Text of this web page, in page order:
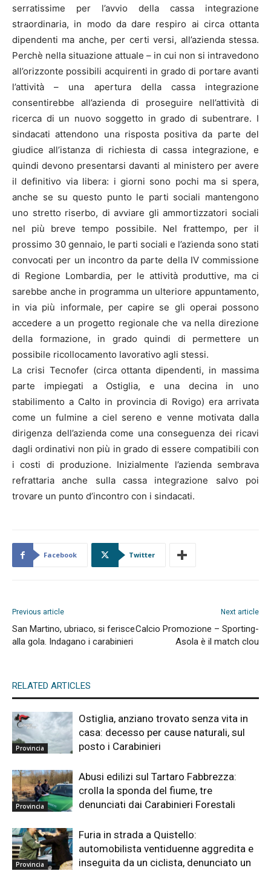
serratissime per l’avvio della cassa integrazione
straordinaria, in modo da dare respiro ai circa ottanta
dipendenti ma anche, per certi versi, all’azienda stessa.
Perchè nella situazione attuale – in cui non si intravedono
all’orizzonte possibili acquirenti in grado di portare avanti
l’attività – una apertura della cassa integrazione
consentirebbe all’azienda di proseguire nell’attività di
ricerca di un nuovo soggetto in grado di subentrare. I
sindacati attendono una risposta positiva da parte del
giudice all’istanza di richiesta di cassa integrazione, e
quindi devono presentarsi davanti al ministero per avere
il definitivo via libera: i giorni sono pochi ma si spera,
anche se su questo punto le parti sociali mantengono
uno stretto riserbo, di avviare gli ammortizzatori sociali
nel più breve tempo possibile. Nel frattempo, per il
prossimo 30 gennaio, le parti sociali e l’azienda sono stati
convocati per un incontro da parte della IV commissione
di Regione Lombardia, per le attività produttive, ma ci
sarebbe anche in programma un ulteriore appuntamento,
in via più informale, per capire se gli operai possono
accedere a un progetto regionale che va nella direzione
della formazione, in grado quindi di permettere un
possibile ricollocamento lavorativo agli stessi.
La crisi Tecnofer (circa ottanta dipendenti, in massima
parte impiegati a Ostiglia, e una decina in uno
stabilimento a Calto in provincia di Rovigo) era arrivata
come un fulmine a ciel sereno e venne motivata dalla
dirigenza dell’azienda come una conseguenza dei ricavi
dagli ordinativi non più in grado di essere compatibili con
i costi di produzione. Inizialmente l’azienda sembrava
refrattaria anche sulla cassa integrazione salvo poi
trovare un punto d’incontro con i sindacati.
Facebook Twitter
Previous article
San Martino, ubriaco, si ferisce
alla gola. Indagano i carabinieri
Next article
Calcio Promozione – Sporting-
Asola è il match clou
RELATED ARTICLES
Provincia
Ostiglia, anziano trovato senza vita in
casa: decesso per cause naturali, sul
posto i Carabinieri
Provincia
Abusi edilizi sul Tartaro Fabbrezza:
crolla la sponda del fiume, tre
denunciati dai Carabinieri Forestali
Provincia
Furia in strada a Quistello:
automobilista ventiduenne aggredita e
inseguita da un ciclista, denunciato un